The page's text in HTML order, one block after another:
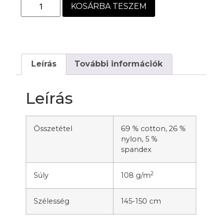
KOSÁRBA TESZEM
Leírás További információk
Leírás
Összetétel
69 % cotton, 26 %
nylon, 5 %
spandex
Súly 108 g/m2
Szélesség 145-150 cm